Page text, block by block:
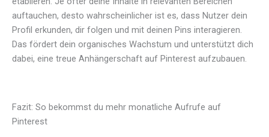
auftauchen, desto wahrscheinlicher ist es, dass Nutzer dein
Profil erkunden, dir folgen und mit deinen Pins interagieren.
Das fördert dein organisches Wachstum und unterstützt dich
dabei, eine treue Anhängerschaft auf Pinterest aufzubauen.
Fazit: So bekommst du mehr monatliche Aufrufe auf
Pinterest